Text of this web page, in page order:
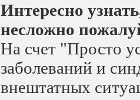
Интересно
несложно
На счет "Просто
заболеваний и
внештатных